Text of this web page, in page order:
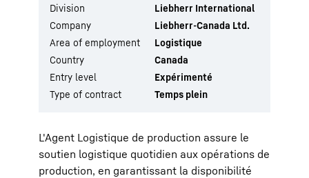
L'Agent Logistique de production assure le
soutien logistique quotidien aux opérations de
production, en garantissant la disponibilité
Division
Liebherr International
Company
Liebherr-Canada Ltd.
Area of employment
Logistique
Country
Canada
Entry level
Expérimenté
Type of contract
Temps plein